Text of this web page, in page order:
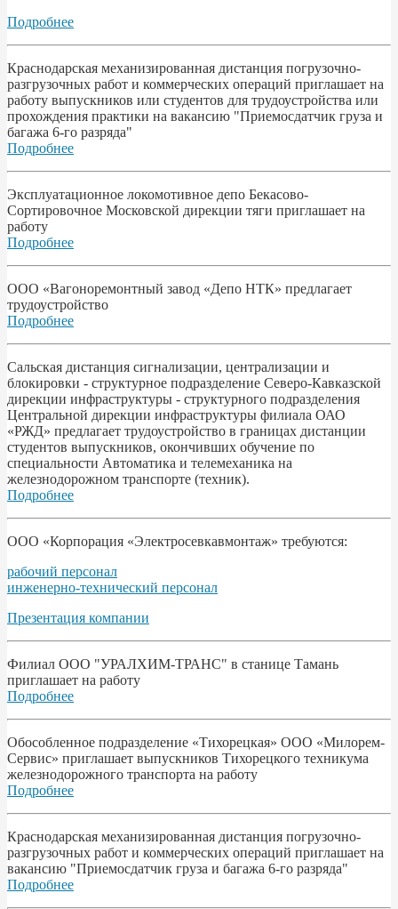
Подробнее
Краснодарская механизированная дистанция погрузочно-
разгрузочных работ и коммерческих операций приглашает на
работу выпускников или студентов для трудоустройства или
прохождения практики на вакансию "Приемосдатчик груза и
багажа 6-го разряда"
Подробнее
Эксплуатационное локомотивное депо Бекасово-
Сортировочное Московской дирекции тяги приглашает на
работу
Подробнее
ООО «Вагоноремонтный завод «Депо НТК» предлагает
трудоустройство
Подробнее
Сальская дистанция сигнализации, централизации и
блокировки - структурное подразделение Северо-Кавказской
дирекции инфраструктуры - структурного подразделения
Центральной дирекции инфраструктуры филиала ОАО
«РЖД» предлагает трудоустройство в границах дистанции
студентов выпускников, окончивших обучение по
специальности Автоматика и телемеханика на
железнодорожном транспорте (техник).
Подробнее
ООО «Корпорация «Электросевкавмонтаж» требуются:
рабочий персонал
инженерно-технический персонал
Презентация компании
Филиал ООО "УРАЛХИМ-ТРАНС" в станице Тамань
приглашает на работу
Подробнее
Обособленное подразделение «Тихорецкая» ООО «Милорем-
Сервис» приглашает выпускников Тихорецкого техникума
железнодорожного транспорта на работу
Подробнее
Краснодарская механизированная дистанция погрузочно-
разгрузочных работ и коммерческих операций приглашает на
вакансию "Приемосдатчик груза и багажа 6-го разряда"
Подробнее